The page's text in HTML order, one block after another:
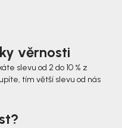
věrnosti
slevu od 2 do 10 % z
tím větší slevu od nás